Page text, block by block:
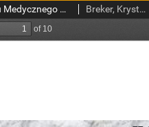
Katalog dysertacji Uniwersytetu Medycznego w Łodzi (1 X 2004-30 IX 2005) Breker, Krystyna